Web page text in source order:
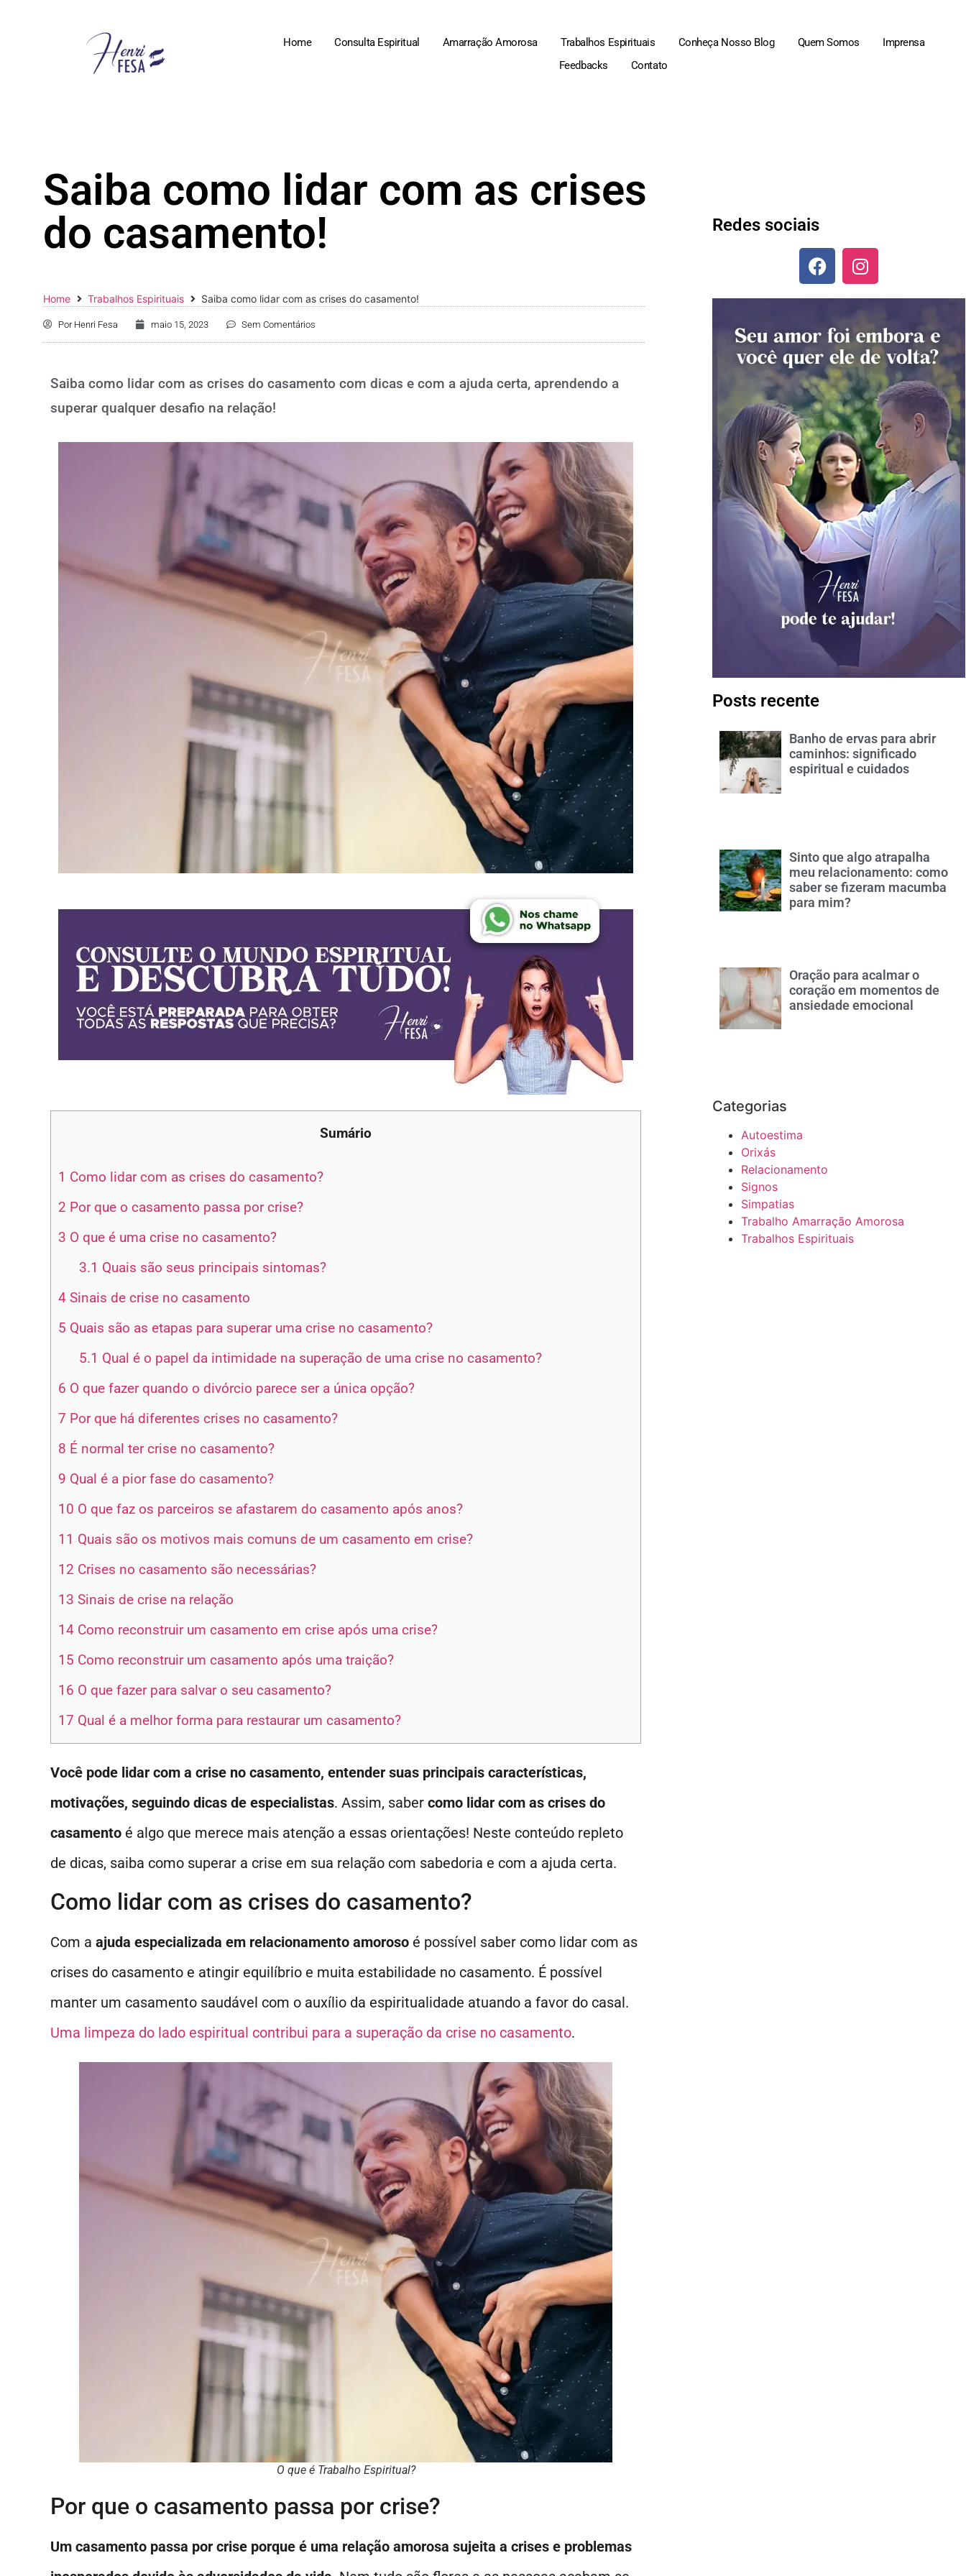
Home Consulta Espiritual Amarração Amorosa Trabalhos Espirituais Conheça Nosso Blog Quem Somos
Imprensa
Feedbacks
Contato
Saiba como lidar com as crises
do casamento!
Home Trabalhos Espirituais Saiba como lidar com as crises do casamento!
PorHenri Fesa maio 15, 2023 Sem Comentários
Saiba como lidar com as crises do casamento com dicas e com a ajuda certa, aprendendo a
superar qualquer desafio na relação!
Sumário
1 Como lidar com as crises do casamento?
2 Por que o casamento passa por crise?
3 O que é uma crise no casamento?
3.1 Quais são seus principais sintomas?
4 Sinais de crise no casamento
5 Quais são as etapas para superar uma crise no casamento?
5.1 Qual é o papel da intimidade na superação de uma crise no casamento?
6 O que fazer quando o divórcio parece ser a única opção?
7 Por que há diferentes crises no casamento?
8 É normal ter crise no casamento?
9 Qual é a pior fase do casamento?
10 O que faz os parceiros se afastarem do casamento após anos?
11 Quais são os motivos mais comuns de um casamento em crise?
12 Crises no casamento são necessárias?
13 Sinais de crise na relação
14 Como reconstruir um casamento em crise após uma crise?
15 Como reconstruir um casamento após uma traição?
16 O que fazer para salvar o seu casamento?
17 Qual é a melhor forma para restaurar um casamento?
Você pode lidar com a crise no casamento, entender suas principais características,
motivações, seguindo dicas de especialistas. Assim, saber como lidar com as crises do
casamento é algo que merece mais atenção a essas orientações! Neste conteúdo repleto
de dicas, saiba como superar a crise em sua relação com sabedoria e com a ajuda certa.
Como lidar com as crises do casamento?
Com a ajuda especializada em relacionamento amoroso é possível saber como lidar com as
crises do casamento e atingir equilíbrio e muita estabilidade no casamento. É possível
manter um casamento saudável com o auxílio da espiritualidade atuando a favor do casal.
Uma limpeza do lado espiritual contribui para a superação da crise no casamento.
O que é Trabalho Espiritual?
Por que o casamento passa por crise?
Um casamento passa por crise porque é uma relação amorosa sujeita a crises e problemas
Redes sociais
Posts recente
Banho de ervas para abrir
caminhos: significado
espiritual e cuidados
Sinto que algo atrapalha
meu relacionamento: como
saber se fizeram macumba
para mim?
Oração para acalmar o
coração em momentos de
ansiedade emocional
Categorias
Autoestima
Orixás
Relacionamento
Signos
Simpatias
Trabalho Amarração Amorosa
Trabalhos Espirituais